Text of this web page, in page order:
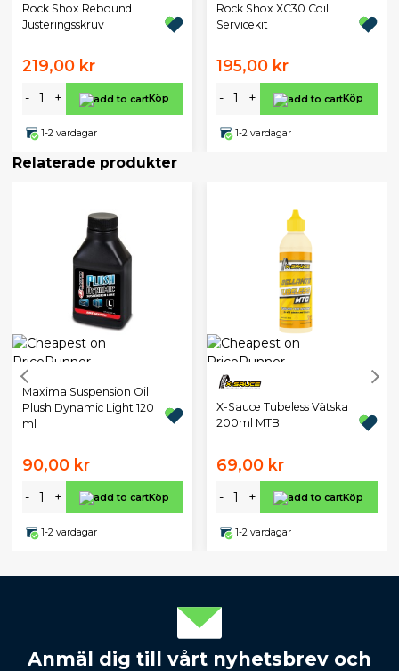
Rock Shox Rebound
Justeringsskruv
219,00 kr
- + Köp
1-2 vardagar
Rock Shox XC30 Coil
Servicekit
195,00 kr
- + Köp
1-2 vardagar
Relaterade produkter
Maxima Suspension Oil
Plush Dynamic Light 120
ml
90,00 kr
- + Köp
1-2 vardagar
X-Sauce Tubeless Vätska
200ml MTB
69,00 kr
- + Köp
1-2 vardagar
Anmäl dig till vårt nyhetsbrev och